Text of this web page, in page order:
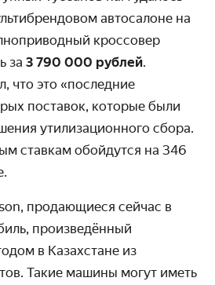
автосалоне на
кроссовер
за 3 790 000 рублей.
что это «последние
поставок, которые были
утилизационного сбора.
ставкам обойдутся на 346
продающиеся сейчас в
произведённый
в Казахстане из
Такие машины могут иметь